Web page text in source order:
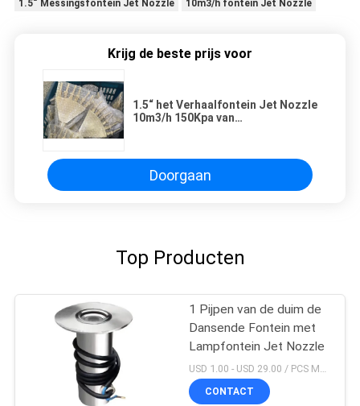
1.5“ Messingsfontein Jet Nozzle
10m3/h fontein Jet Nozzle
Krijg de beste prijs voor
1.5“ het Verhaalfontein Jet Nozzle
10m3/h 150Kpa van
Doorgaan
Top Producten
1 Pijpen van de duim de
Dansende Fontein met
Lampfontein Jet Nozzle
CONTACT